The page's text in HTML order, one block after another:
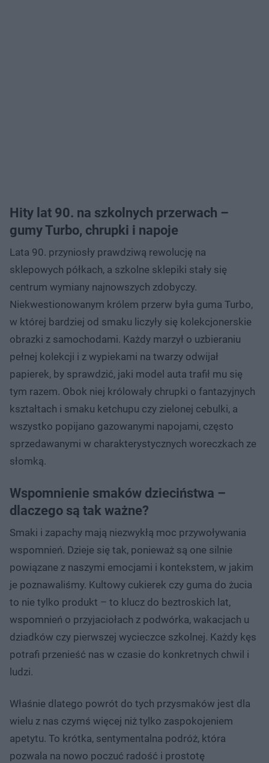
Hity lat 90. na szkolnych przerwach –
gumy Turbo, chrupki i napoje
Lata 90. przyniosły prawdziwą rewolucję na
sklepowych półkach, a szkolne sklepiki stały się
centrum wymiany najnowszych zdobyczy.
Niekwestionowanym królem przerw była guma Turbo,
w której bardziej od smaku liczyły się kolekcjonerskie
obrazki z samochodami. Każdy marzył o uzbieraniu
pełnej kolekcji i z wypiekami na twarzy odwijał
papierek, by sprawdzić, jaki model auta trafił mu się
tym razem. Obok niej królowały chrupki o fantazyjnych
kształtach i smaku ketchupu czy zielonej cebulki, a
wszystko popijano gazowanymi napojami, często
sprzedawanymi w charakterystycznych woreczkach ze
słomką.
Wspomnienie smaków dzieciństwa –
dlaczego są tak ważne?
Smaki i zapachy mają niezwykłą moc przywoływania
wspomnień. Dzieje się tak, ponieważ są one silnie
powiązane z naszymi emocjami i kontekstem, w jakim
je poznawaliśmy. Kultowy cukierek czy guma do żucia
to nie tylko produkt – to klucz do beztroskich lat,
wspomnień o przyjaciołach z podwórka, wakacjach u
dziadków czy pierwszej wycieczce szkolnej. Każdy kęs
potrafi przenieść nas w czasie do konkretnych chwil i
ludzi.
Właśnie dlatego powrót do tych przysmaków jest dla
wielu z nas czymś więcej niż tylko zaspokojeniem
apetytu. To krótka, sentymentalna podróż, która
pozwala na nowo poczuć radość i prostotę